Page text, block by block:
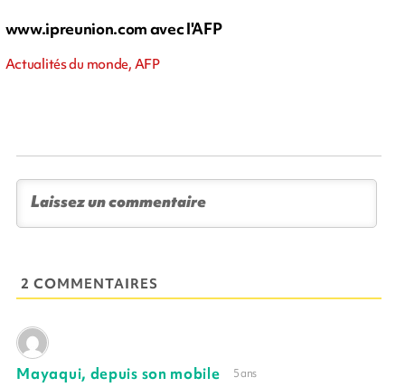
www.ipreunion.com avec l'AFP
Actualités du monde, AFP
2 COMMENTAIRES
Mayaqui, depuis son mobile 5 ans